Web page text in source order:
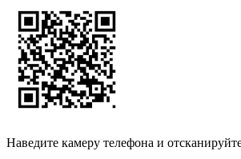
Наведите камеру телефона и